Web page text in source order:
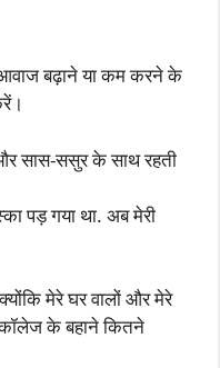
बढ़ाने या कम करने के
सास-ससुर के साथ रहती
पड़ गया था. अब मेरी
मेरे घर वालों और मेरे
कॉलेज के बहाने कितने